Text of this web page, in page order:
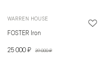
WARREN HOUSE
FOSTER Iron
25 000 ₽ 39 000 ₽